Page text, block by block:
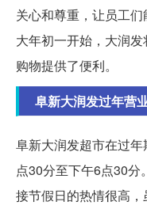
关心和尊重，让员工
大年初一开始，大润
购物提供了便利。
阜新大润发过年营
阜新大润发超市在过
点30分至下午6点30分
接节假日的热情很高